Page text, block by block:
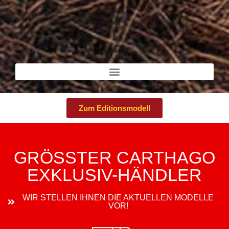
Zum Editionsmodell
GRÖSSTER CARTHAGO
EXKLUSIV-HÄNDLER
WIR STELLEN IHNEN DIE AKTUELLEN MODELLE
VOR!